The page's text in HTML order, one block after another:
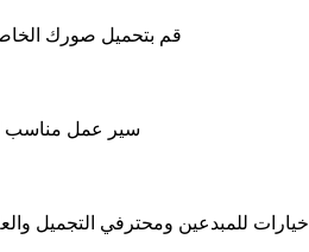
قم بتحميل صورك
سير عمل مناسب
خيارات للمبدعين ومحترفي التجميل